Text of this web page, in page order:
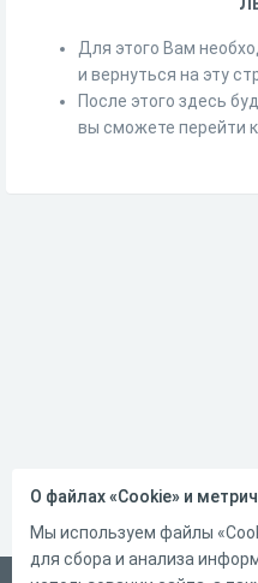
Для этого Вам
и вернуться на эту
После этого здесь
вы сможете перейти
О файлах «Cookie» и
Мы используем файлы
для сбора и анализа